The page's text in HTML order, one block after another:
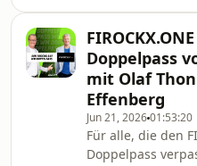
Experte Alfred
Podcast. In der aktuellen Folge sind
die Gäste: Markus
(Europameister
(DFB-Pokalsieger
Länderspiele),
Kommentator,
Schmidt (Medien-
Doppelpass
mit Olaf
Effenberg
Jun 21, 202601:53:20
Für alle, die den
Doppelpass